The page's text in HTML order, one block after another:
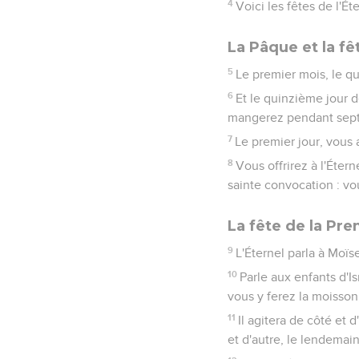
4 Voici les fêtes de
La Pâque et la
5 Le premier mois, le
6 Et le quinzième jour
mangerez pendant
7 Le premier jour, vous
8 Vous offrirez à
sainte convocation :
La fête de la
9 L'Éternel parla à
10 Parle aux enfants
vous y ferez la
11 Il agitera de côté et
et d'autre, le